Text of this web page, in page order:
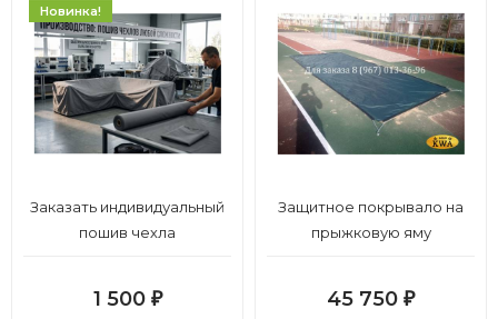
Новинка!
Заказать индивидуальный
пошив чехла
1 500 ₽
Защитное покрывало на
прыжковую яму
45 750 ₽